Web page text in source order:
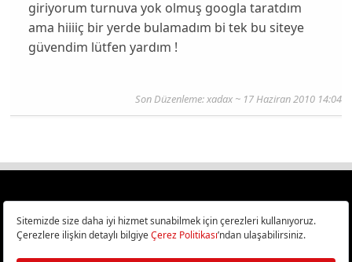
giriyorum turnuva yok olmuş googla taratdım
ama hiiiiç bir yerde bulamadım bi tek bu siteye
güvendim lütfen yardım !
Son Düzenleme:xadax~ 17 Haziran 2010 14:04
Türkiye